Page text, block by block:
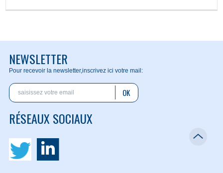
NEWSLETTER
Pour recevoir la newsletter,inscrivez ici votre mail:
OK
RÉSEAUX SOCIAUX